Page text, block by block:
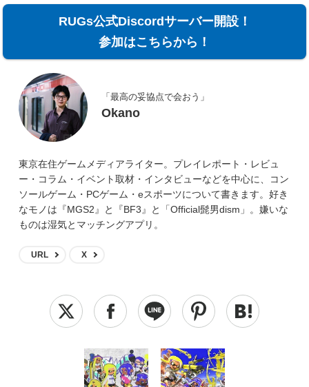
RUGs公式Discordサーバー開設！
参加はこちらから！
「最高の妥協点で会おう」
Okano
東京在住ゲームメディアライター。プレイレポート・レビュ
ー・コラム・イベント取材・インタビューなどを中心に、コン
ソールゲーム・PCゲーム・eスポーツについて書きます。好き
なモノは『MGS2』と『BF3』と「Official髭男dism」。嫌いな
ものは湿気とマッチングアプリ。
URL X